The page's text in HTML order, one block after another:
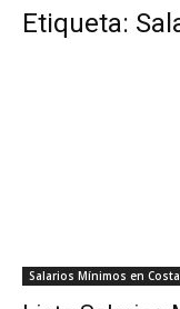
Etiqueta:
Salarios Mínimos en Costa